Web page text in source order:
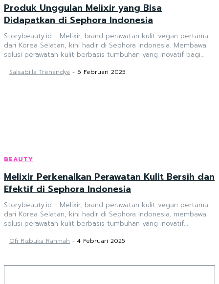
Produk Unggulan Melixir yang Bisa
Didapatkan di Sephora Indonesia
Storybeauty.id - Melixir, brand perawatan kulit vegan pertama
dari Korea Selatan, kini hadir di Sephora Indonesia. Membawa
solusi perawatan kulit berbasis tumbuhan yang inovatif bagi...
Salsabilla Trenandya - 6 Februari 2025
BEAUTY
Melixir Perkenalkan Perawatan Kulit Bersih dan
Efektif di Sephora Indonesia
Storybeauty.id - Melixir, brand perawatan kulit vegan pertama
dari Korea Selatan, kini hadir di Sephora Indonesia, membawa
solusi perawatan kulit berbasis tumbuhan yang inovatif...
Ofi Rizbuka Rahmah - 4 Februari 2025